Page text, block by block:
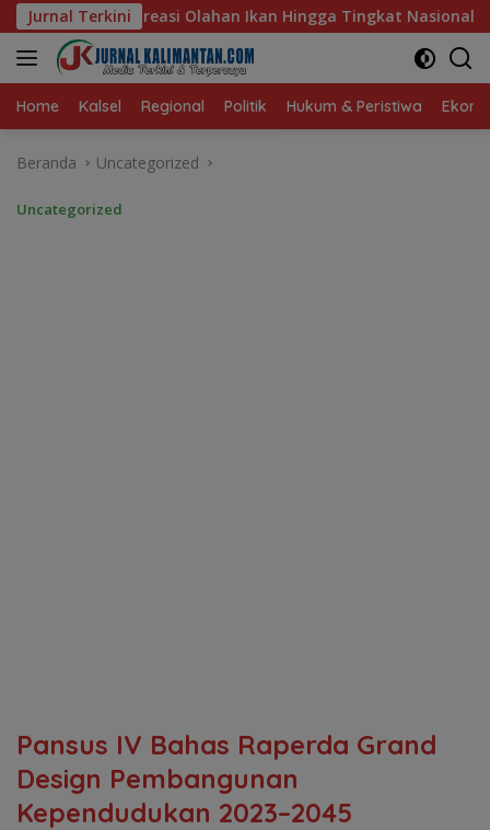
Langsung
ke
konten
Jurnal Terkini
Hingga Tingkat Nasional Pada Lomba Masak Serba Ikan
Home Kalsel Regional Politik Hukum & Peristiwa
Beranda Uncategorized
Uncategorized
Pansus IV Bahas Raperda Grand
Design Pembangunan
Kependudukan 2023–2045